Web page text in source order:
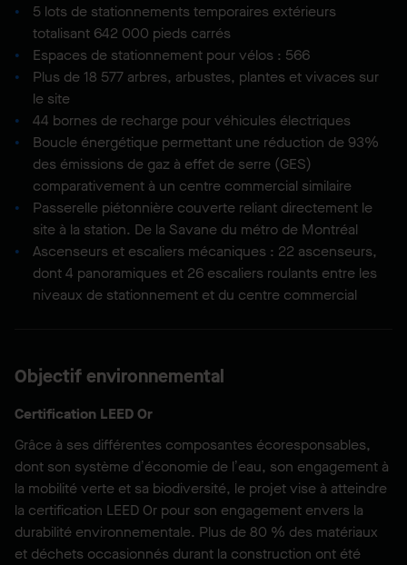
5 lots de stationnements temporaires extérieurs
totalisant 642 000 pieds carrés
Espaces de stationnement pour vélos : 5​66​​ ​
Plus de ​18 577​ arbres, arbustes, plantes et vivaces​ sur
le site​
​​44​​ ​bornes de recharge pour véhicules électriques
Boucle énergétique permettant une réduction de 93%
des émissions de gaz à effet de serre (GES)​
comparativement à un centre commercial similaire​
Passerelle piétonnière couverte reliant directement le ​
site​​ ​à la station. ​De la Savane​ du métro de Montréal​
Ascenseurs et escaliers mécaniques : 22 ascenseurs,
dont 4 panoramiques et 26 escaliers roulants entre les
niveaux de stationnement et du centre commercial
Objectif environnemental
Certification LEED Or
Grâce à ses différentes composantes écoresponsables,
dont son système d’économie de l’eau, son engagement à
la mobilité verte et sa biodiversité, le projet vise à atteindre
la certification LEED Or pour son engagement envers la
durabilité environnementale. Plus de 80 % des matériaux
et déchets occasionnés durant la construction ont été